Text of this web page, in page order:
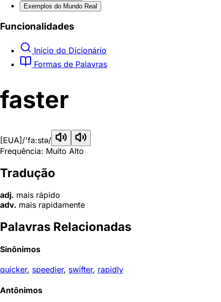
Exemplos do Mundo Real
Funcionalidades
Início do Dicionário
Formas de Palavras
faster
[EUA] /'fa:stə/
Frequência: Muito Alto
Tradução
adj. mais rápido
adv. mais rapidamente
Palavras Relacionadas
Sinônimos
quicker, speedier, swifter, rapidly
Antônimos